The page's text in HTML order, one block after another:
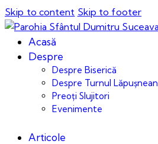
Skip to content Skip to footer
Acasă
Despre
Despre Biserică
Despre Turnul
Preoți Slujitori
Evenimente
Articole